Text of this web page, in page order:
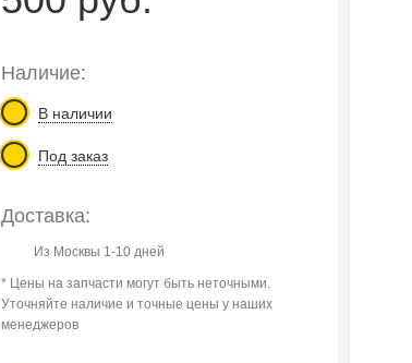
Наличие:
В наличии
Под заказ
Доставка:
Из Москвы 1-10 дней
* Цены на запчасти могут быть неточными.
Уточняйте наличие и точные цены у наших
менеджеров